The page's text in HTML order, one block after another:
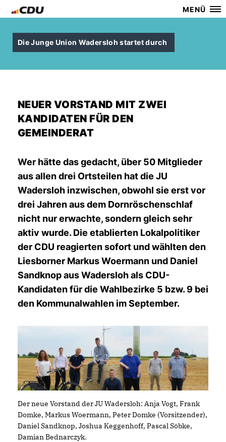
MENÜ
Die Junge Union Wadersloh startet durch
NEUER VORSTAND MIT ZWEI
KANDIDATEN FÜR DEN
GEMEINDERAT
Wer hätte das gedacht, über 50 Mitglieder
aus allen drei Ortsteilen hat die JU
Wadersloh inzwischen, obwohl sie erst vor
drei Jahren aus dem Dornröschenschlaf
nicht nur erwachte, sondern gleich sehr
aktiv wurde. Die etablierten Lokalpolitiker
der CDU reagierten sofort und wählten den
Liesborner Markus Woermann und Daniel
Sandknop aus Wadersloh als CDU-
Kandidaten für die Wahlbezirke 5 bzw. 9 bei
den Kommunalwahlen im September.
Der neue Vorstand der JU Wadersloh: Anja Vogt, Frank
Domke, Markus Woermann, Peter Domke (Vorsitzender),
Daniel Sandknop, Joshua Keggenhoff, Pascal Söbke,
Damian Bednarczyk.